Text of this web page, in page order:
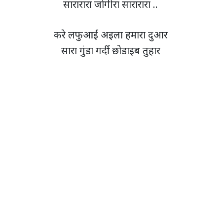
सारारारा जोगीरा सारारारा ..
करे लफुआई अइला हमारा दुआर
सारा गुंडा गर्दी छोडाइब तुहार